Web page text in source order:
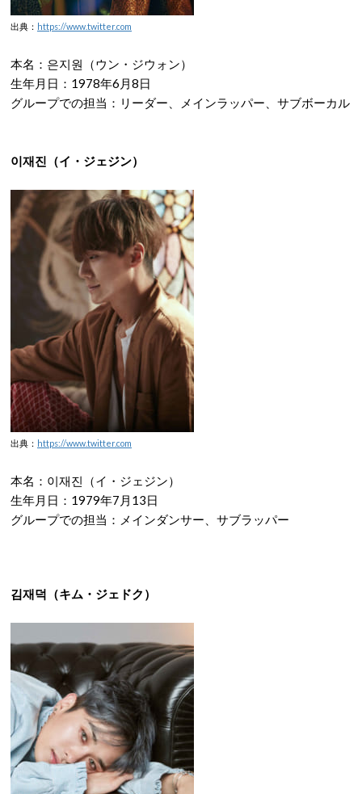
出典： https://www.twitter.com
本名：은지원（ウン・ジウォン）
生年月日：1978年6月8日
グループでの担当：リーダー、メインラッパー、サブボーカル
이재진（イ・ジェジン）
出典： https://www.twitter.com
本名：이재진（イ・ジェジン）
生年月日：1979年7月13日
グループでの担当：メインダンサー、サブラッパー
김재덕（キム・ジェドク）